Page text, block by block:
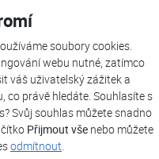
soubory cookies.
webu nutné, zatímco
váš uživatelský zážitek a
co právě hledáte. Souhlasíte s
Svůj souhlas můžete snadno
Přijmout vše nebo můžete
odmítnout.
ASF 09Ui - KM
24Ui-KM